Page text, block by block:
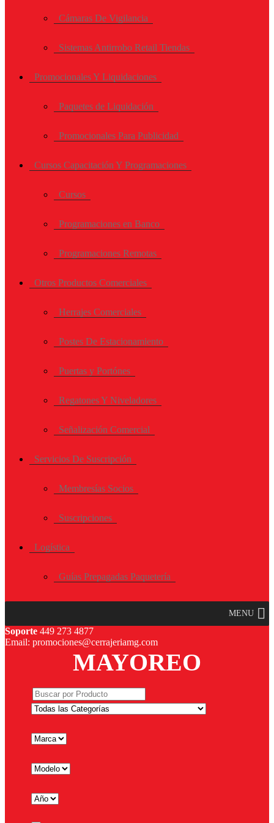
Cámaras De Vigilancia
Sistemas Antirrobo Retail Tiendas
Promocionales Y Liquidaciones
Paquetes de Liquidación
Promocionales Para Publicidad
Cursos Capacitación Y Programaciones
Cursos
Programaciones en Banco
Programaciones Remotas
Otros Productos Comerciales
Herrajes Comerciales
Postes De Estacionamiento
Puertas y Portónes
Regatones Y Niveladores
Señalización Comercial
Servicios De Suscripción
Membresías Socios
Suscripciones
Logística
Guías Prepagadas Paquetería
MENU
Soporte 449 273 4877
Email: promociones@cerrajeriamg.com
MAYOREO